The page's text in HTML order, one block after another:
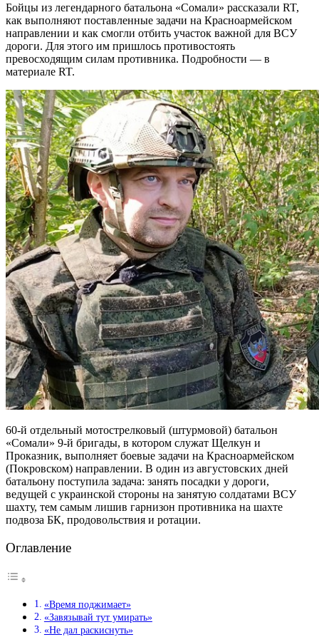
Бойцы из легендарного батальона «Сомали» рассказали RT,
как выполняют поставленные задачи на Красноармейском
направлении и как смогли отбить участок важной для ВСУ
дороги. Для этого им пришлось противостоять
превосходящим силам противника. Подробности — в
материале RT.
60-й отдельный мотострелковый (штурмовой) батальон
«Сомали» 9-й бригады, в котором служат Щелкун и
Проказник, выполняет боевые задачи на Красноармейском
(Покровском) направлении. В один из августовских дней
батальону поступила задача: занять посадки у дороги,
ведущей с украинской стороны на занятую солдатами ВСУ
шахту, тем самым лишив гарнизон противника на шахте
подвоза БК, продовольствия и ротации.
Оглавление
«Время поджимает»
«Завязывай тут умирать»
«Не дал раскиснуть»